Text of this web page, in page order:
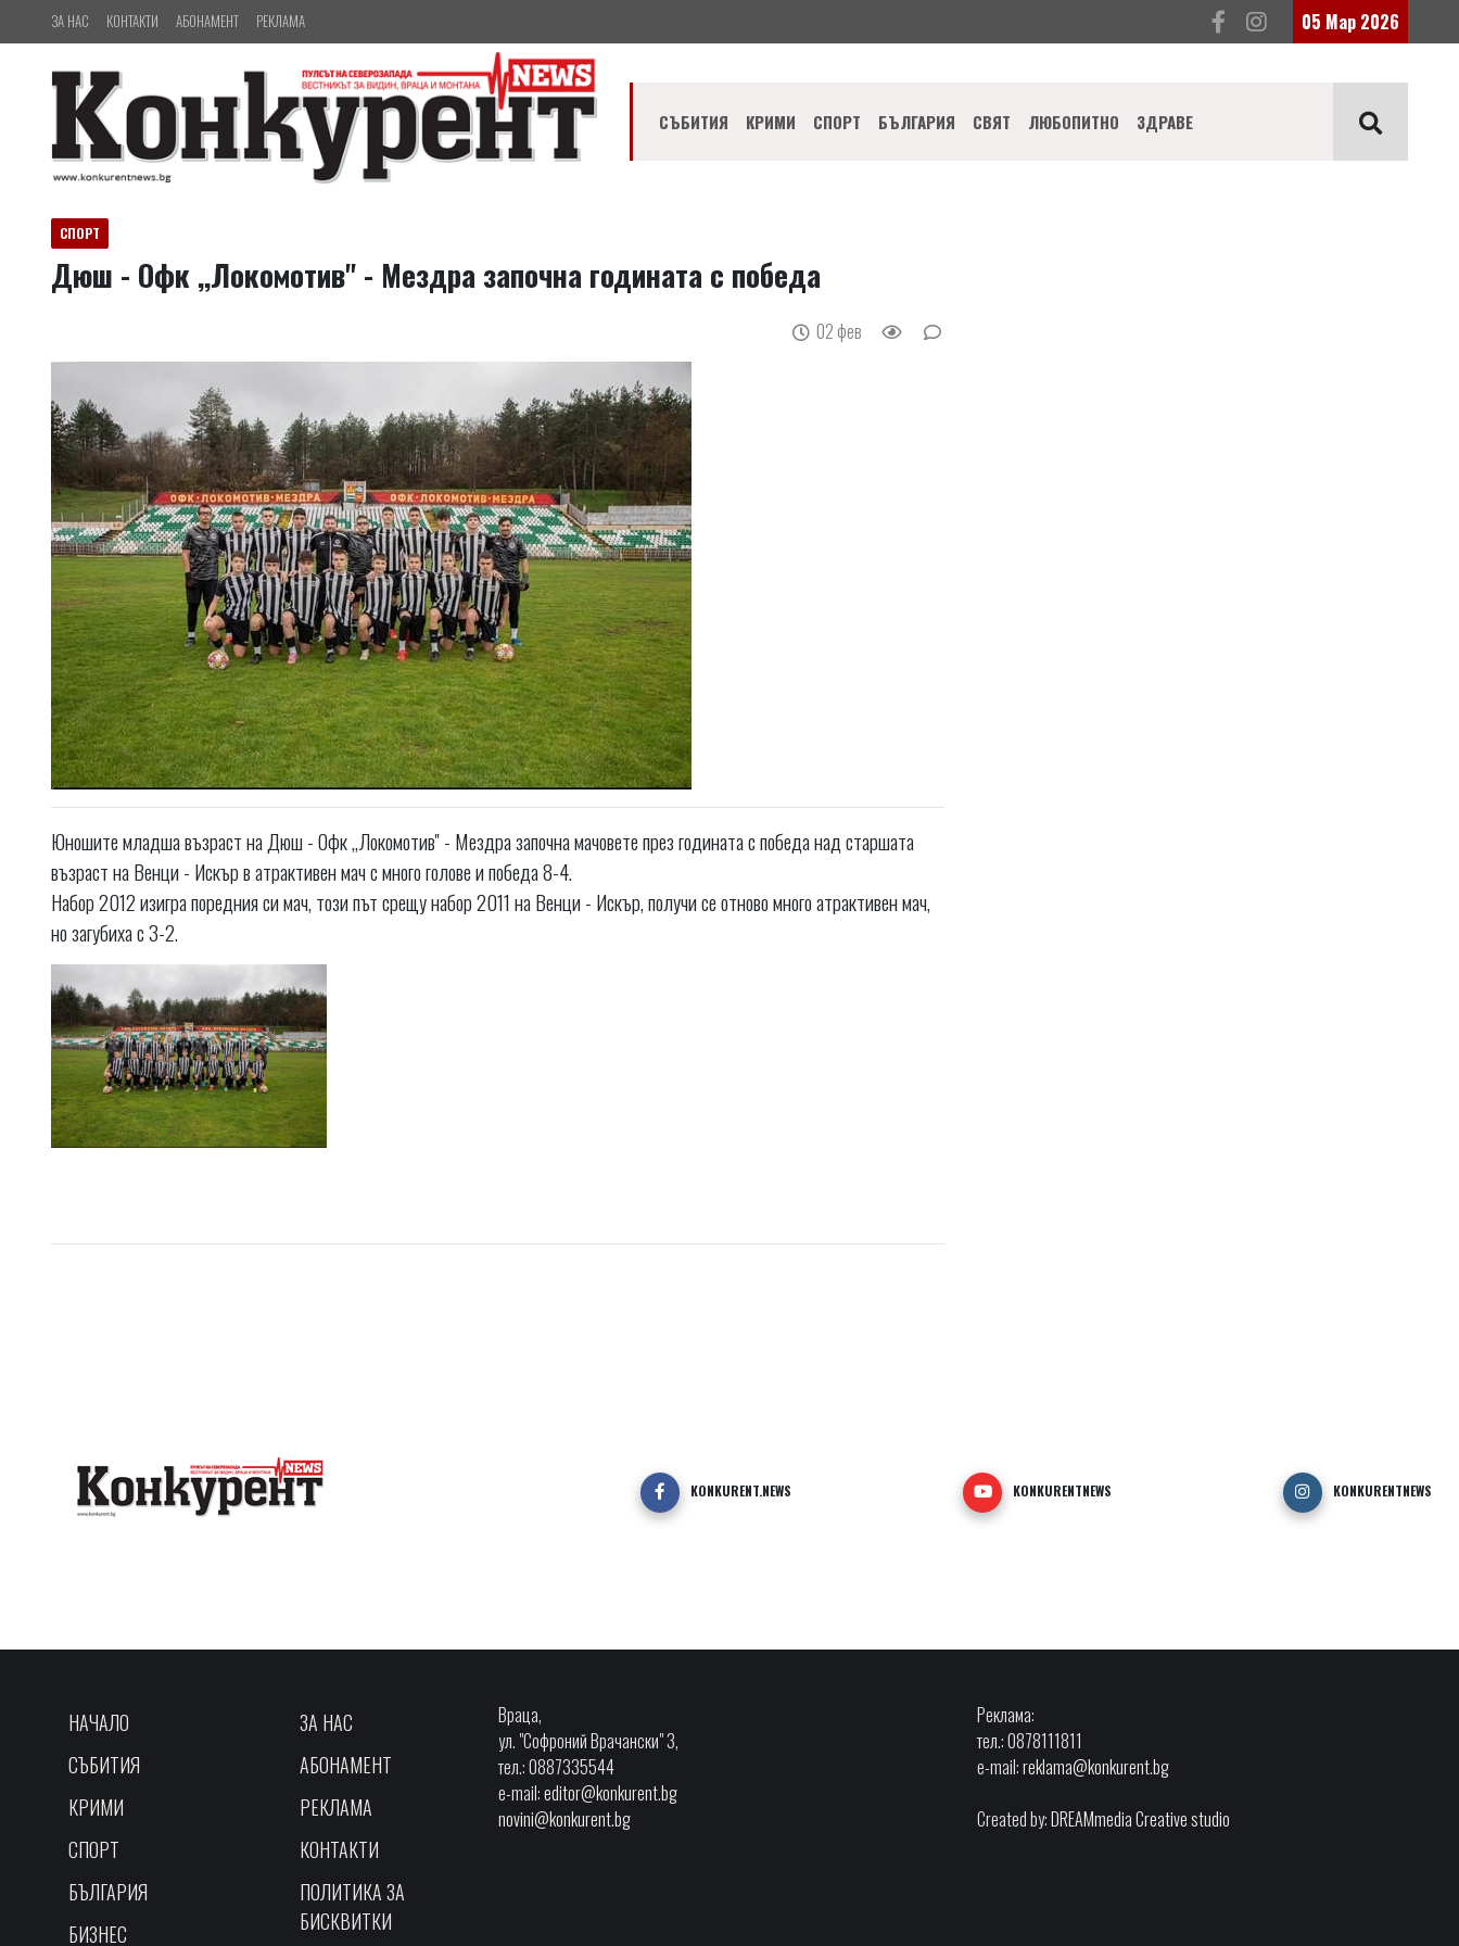
ЗА НАС КОНТАКТИ АБОНАМЕНТ РЕКЛАМА 05 Мар 2026
СЪБИТИЯ КРИМИ СПОРТ БЪЛГАРИЯ СВЯТ ЛЮБОПИТНО ЗДРАВЕ
СПОРТ
Дюш - Офк ,,Локомотив'' - Мездра започна годината с победа
02 фев
Юношите младша възраст на Дюш - Офк ,,Локомотив'' - Мездра започна мачовете през годината с победа над старшата
възраст на Венци - Искър в атрактивен мач с много голове и победа 8-4.
Набор 2012 изигра поредния си мач, този път срещу набор 2011 на Венци - Искър, получи се отново много атрактивен мач,
но загубиха с 3-2.
KONKURENT.NEWS KONKURENTNEWS KONKURENTNEWS
НАЧАЛО
СЪБИТИЯ
КРИМИ
СПОРТ
БЪЛГАРИЯ
БИЗНЕС
ЗА НАС
АБОНАМЕНТ
РЕКЛАМА
КОНТАКТИ
ПОЛИТИКА ЗА
БИСКВИТКИ
Враца,
ул. "Софроний Врачански" 3,
тел.: 0887335544
e-mail:editor@konkurent.bg
novini@konkurent.bg
Реклама:
тел.: 0878111811
e-mail:reklama@konkurent.bg
Created by:DREAMmedia Creative studio